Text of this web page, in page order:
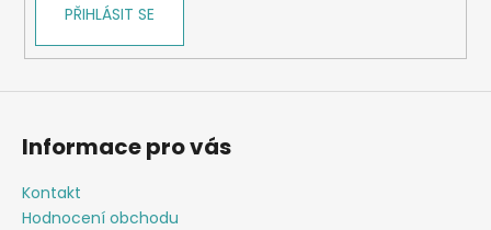
y
PŘIHLÁSIT SE
Informace pro vás
Kontakt
Hodnocení obchodu